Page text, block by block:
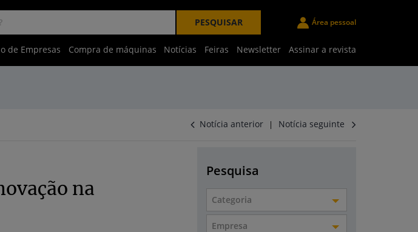
PESQUISAR Área pessoal
de Empresas Compra de máquinas Notícias Feiras Newsletter Assinar a revista
Notícia anterior | Notícia seguinte
na
Pesquisa
Categoria
Empresa